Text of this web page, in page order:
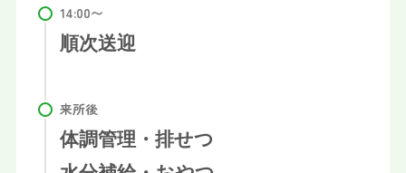
順次送迎
体調管理・排せつ